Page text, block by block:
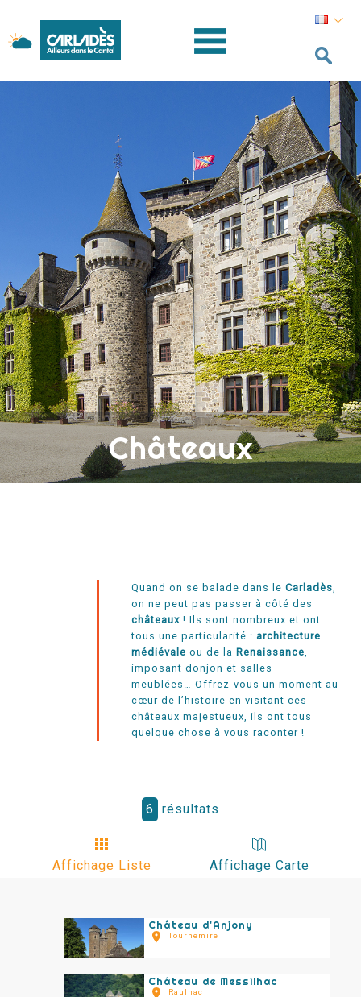
Châteaux
Quand on se balade dans le Carladès,
on ne peut pas passer à côté des
châteaux ! Ils sont nombreux et ont
tous une particularité : architecture
médiévale ou de la Renaissance,
imposant donjon et salles
meublées… Offrez-vous un moment au
cœur de l’histoire en visitant ces
châteaux majestueux, ils ont tous
quelque chose à vous raconter !
6 résultats
Affichage Liste Affichage Carte
Château d'Anjony
Tournemire
Château de Messilhac
Raulhac